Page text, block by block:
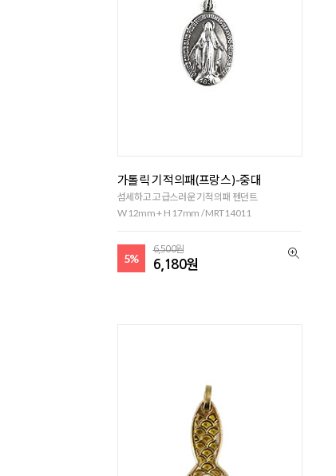
가톨릭 기적의패(프랑스)-중대
섬세하고 고급스러운 기적의패 펜던트
W 12mm + H 17mm / MRT14011
5%
6,500원
6,180원